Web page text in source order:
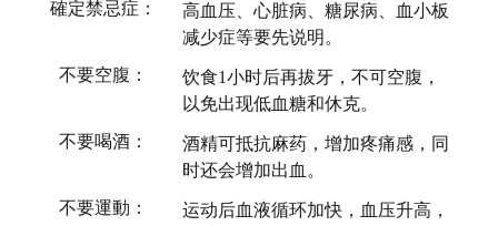
確定禁忌症：
高血压、心脏病、糖尿病、血小板
减少症等要先说明。
不要空腹：
饮食1小时后再拔牙，不可空腹，
以免出现低血糖和休克。
不要喝酒：
酒精可抵抗麻药，增加疼痛感，同
时还会增加出血。
不要運動：
运动后血液循环加快，血压升高，